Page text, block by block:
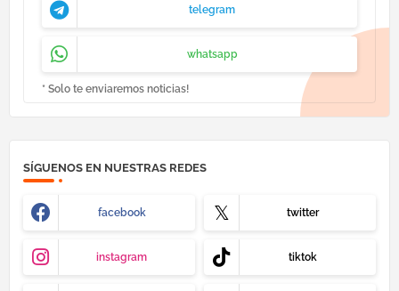
telegram
whatsapp
* Solo te enviaremos noticias!
SÍGUENOS EN NUESTRAS REDES
facebook twitter
instagram tiktok